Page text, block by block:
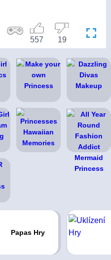
19
557
Papas Hry